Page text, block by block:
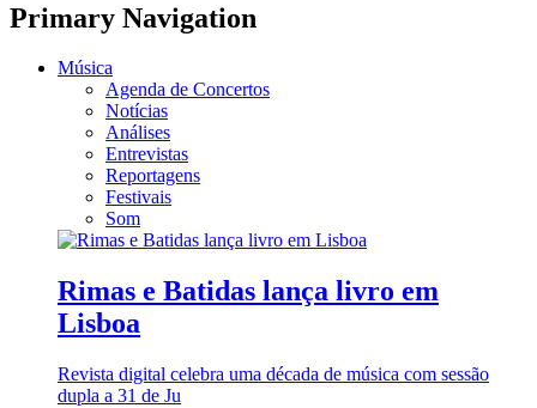
Primary Navigation
Música
Agenda de Concertos
Notícias
Análises
Entrevistas
Reportagens
Festivais
Som
Rimas e Batidas lança livro em
Lisboa
Revista digital celebra uma década de música com sessão
dupla a 31 de Ju